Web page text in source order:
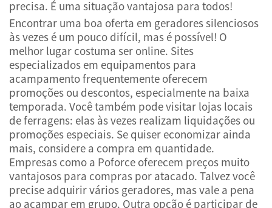
precisa. É uma situação vantajosa para todos!
Encontrar uma boa oferta em geradores silenciosos
às vezes é um pouco difícil, mas é possível! O
melhor lugar costuma ser online. Sites
especializados em equipamentos para
acampamento frequentemente oferecem
promoções ou descontos, especialmente na baixa
temporada. Você também pode visitar lojas locais
de ferragens: elas às vezes realizam liquidações ou
promoções especiais. Se quiser economizar ainda
mais, considere a compra em quantidade.
Empresas como a Poforce oferecem preços muito
vantajosos para compras por atacado. Talvez você
precise adquirir vários geradores, mas vale a pena
ao acampar em grupo. Outra opção é participar de